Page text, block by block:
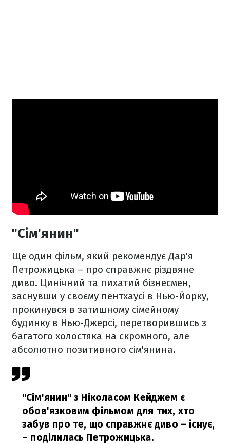
"Сім'янин"
Ще один фільм, який рекомендує Дар'я
Петрожицька – про справжнє різдвяне
диво. Цинічний та пихатий бізнесмен,
заснувши у своєму пентхаусі в Нью-Йорку,
прокинувся в затишному сімейному
будинку в Нью-Джерсі, перетворившись з
багатого холостяка на скромного, але
абсолютно позитивного сім'янина.
"Сім'янин" з Ніколасом Кейджем є
обов'язковим фільмом для тих, хто
забув про те, що справжнє диво – існує,
– поділилась Петрожицька.